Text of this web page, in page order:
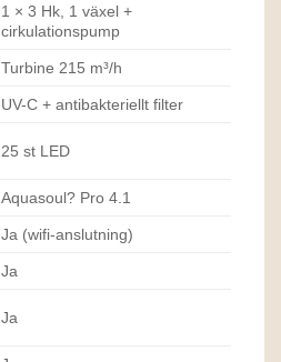
1 × 3 Hk, 1 växel +
cirkulationspump
Turbine 215 m³/h
UV-C + antibakteriellt filter
25 st LED
Aquasoul? Pro 4.1
Ja (wifi-anslutning)
Ja
Ja